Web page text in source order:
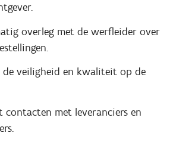
overleg met de werfleider over
de veiligheid en kwaliteit op de
contacten met leveranciers en